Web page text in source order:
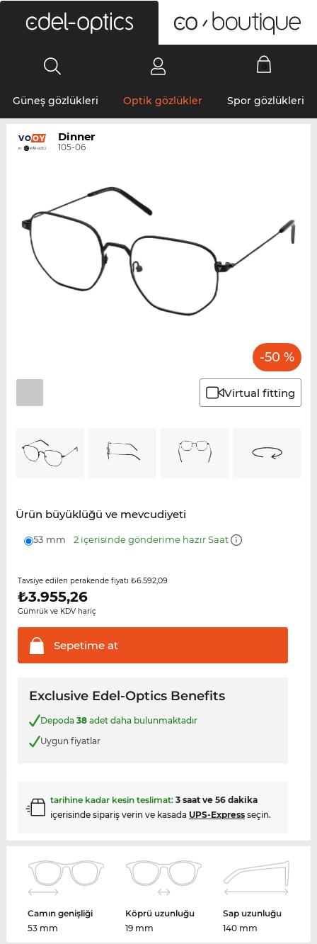
Güneş gözlükleri Optik gözlükler Spor gözlükleri
Dinner
105-06
-50 %
Virtual fitting
Ürün büyüklüğü ve mevcudiyeti
53 mm 2 içerisinde gönderime hazır Saat
Tavsiye edilen perakende fiyatı ₺6.592,09
₺3.955,26
Gümrük ve KDV hariç
Sepetimeat
Exclusive Edel-Optics Benefits
Depoda 38adet daha bulunmaktadır
Uygun fiyatlar
tarihine kadar kesin teslimat: 3 saat ve 56 dakika
içerisinde sipariş verin ve kasada UPS-Expressseçin.
Camın genişliği
53 mm
Köprü uzunluğu
19 mm
Sap uzunluğu
140 mm